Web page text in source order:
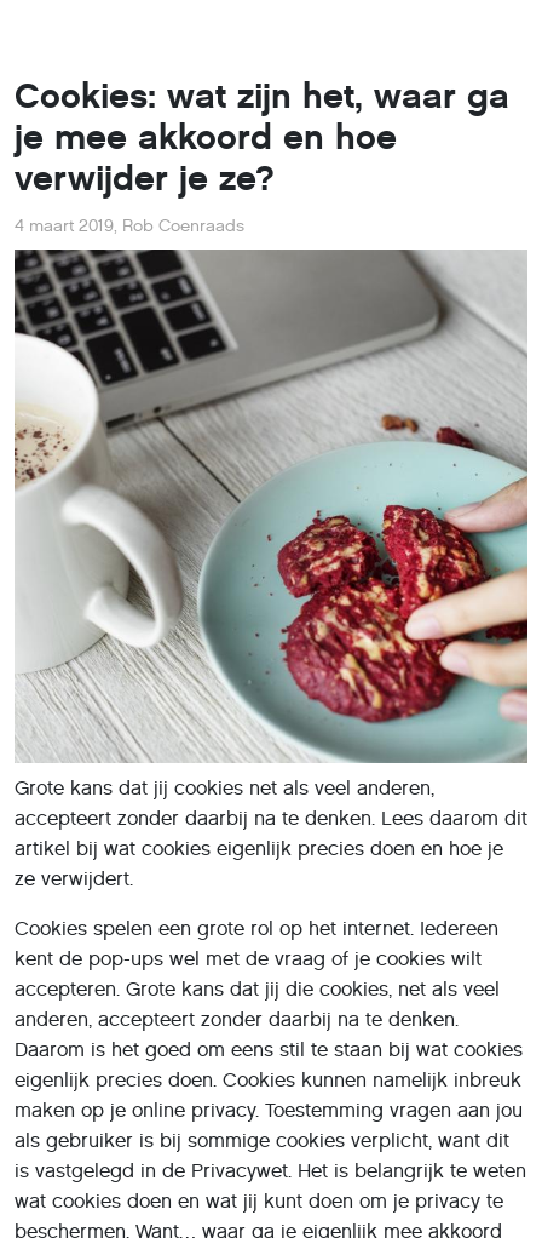
Cookies: wat zijn het, waar ga
je mee akkoord en hoe
verwijder je ze?
4 maart 2019, Rob Coenraads
Grote kans dat jij cookies net als veel anderen,
accepteert zonder daarbij na te denken. Lees daarom dit
artikel bij wat cookies eigenlijk precies doen en hoe je
ze verwijdert.
Cookies spelen een grote rol op het internet. Iedereen
kent de pop-ups wel met de vraag of je cookies wilt
accepteren. Grote kans dat jij die cookies, net als veel
anderen, accepteert zonder daarbij na te denken.
Daarom is het goed om eens stil te staan bij wat cookies
eigenlijk precies doen. Cookies kunnen namelijk inbreuk
maken op je online privacy. Toestemming vragen aan jou
als gebruiker is bij sommige cookies verplicht, want dit
is vastgelegd in de Privacywet. Het is belangrijk te weten
wat cookies doen en wat jij kunt doen om je privacy te
beschermen. Want… waar ga je eigenlijk mee akkoord